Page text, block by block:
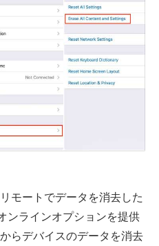
モートでデータを消去した
ンラインオプションを提供
らデバイスのデータを消去